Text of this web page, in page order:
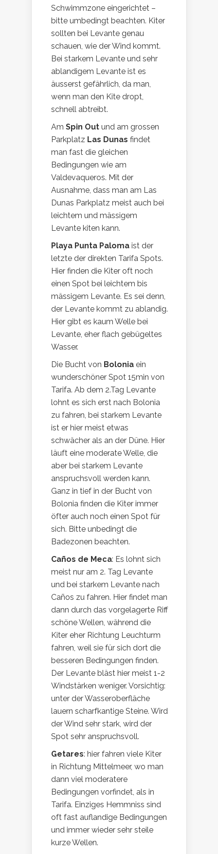
Schwimmzone eingerichtet –
bitte umbedingt beachten. Kiter
sollten bei Levante genau
schauen, wie der Wind kommt.
Bei starkem Levante und sehr
ablandigem Levante ist es
äusserst gefährlich, da man,
wenn man den Kite dropt,
schnell abtreibt.
Am Spin Out und am grossen
Parkplatz Las Dunas findet
man fast die gleichen
Bedingungen wie am
Valdevaqueros. Mit der
Ausnahme, dass man am Las
Dunas Parkplatz meist auch bei
leichtem und mässigem
Levante kiten kann.
Playa Punta Paloma ist der
letzte der direkten Tarifa Spots.
Hier finden die Kiter oft noch
einen Spot bei leichtem bis
mässigem Levante. Es sei denn,
der Levante kommt zu ablandig.
Hier gibt es kaum Welle bei
Levante, eher flach gebügeltes
Wasser.
Die Bucht von Bolonia ein
wunderschöner Spot 15min von
Tarifa. Ab dem 2.Tag Levante
lohnt es sich erst nach Bolonia
zu fahren, bei starkem Levante
ist er hier meist etwas
schwächer als an der Düne. Hier
läuft eine moderate Welle, die
aber bei starkem Levante
anspruchsvoll werden kann.
Ganz in tief in der Bucht von
Bolonia finden die Kiter immer
öfter auch noch einen Spot für
sich. Bitte unbedingt die
Badezonen beachten.
Caños de Meca: Es lohnt sich
meist nur am 2. Tag Levante
und bei starkem Levante nach
Caños zu fahren. Hier findet man
dann durch das vorgelagerte Riff
schöne Wellen, während die
Kiter eher Richtung Leuchturm
fahren, weil sie für sich dort die
besseren Bedingungen finden.
Der Levante bläst hier meist 1-2
Windstärken weniger. Vorsichtig:
unter der Wasseroberfläche
lauern scharfkantige Steine. Wird
der Wind sehr stark, wird der
Spot sehr anspruchsvoll.
Getares: hier fahren viele Kiter
in Richtung Mittelmeer, wo man
dann viel moderatere
Bedingungen vorfindet, als in
Tarifa. Einziges Hemmniss sind
oft fast auflandige Bedingungen
und immer wieder sehr steile
kurze Wellen.